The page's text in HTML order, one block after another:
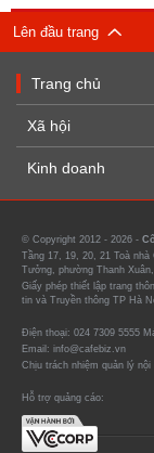
Lên đầu trang
Trang chủ
Xã hội
Kinh doanh
© Copyright 2012 - 2026 -
Tầng 17, 19, 20, 21 Toà
Tưởng, phường Thanh
Giấy phép thiết lập trang
tin và Truyền thông TP Hà
Điện thoại: 024 7309 5555
Email: info@cafebiz.vn
Chịu trách nhiệm quản lý
Hỗ trợ quảng cáo: